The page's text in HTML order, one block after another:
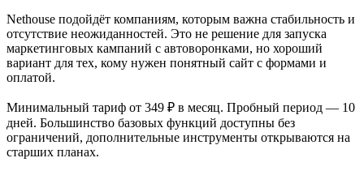
Nethouse подойдёт компаниям, которым важна стабильность и
отсутствие неожиданностей. Это не решение для запуска
маркетинговых кампаний с автоворонками, но хороший
вариант для тех, кому нужен понятный сайт с формами и
оплатой.
Минимальный тариф от 349 ₽ в месяц. Пробный период — 10
дней. Большинство базовых функций доступны без
ограничений, дополнительные инструменты открываются на
старших планах.